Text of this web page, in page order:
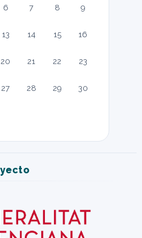
6 7 8 9
13 14 15 16
20 21 22 23
27 28 29 30